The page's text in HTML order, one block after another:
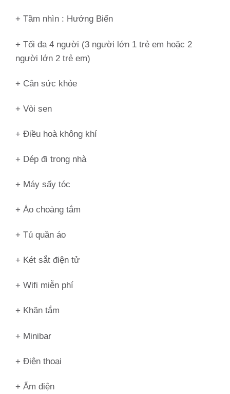
+ Tầm nhìn : Hướng Biển
+ Tối đa 4 người (3 người lớn 1 trẻ em hoặc 2
người lớn 2 trẻ em)
+ Cân sức khỏe
+ Vòi sen
+ Điều hoà không khí
+ Dép đi trong nhà
+ Máy sấy tóc
+ Áo choàng tắm
+ Tủ quần áo
+ Két sắt điện tử
+ Wifi miễn phí
+ Khăn tắm
+ Minibar
+ Điện thoại
+ Ấm điện